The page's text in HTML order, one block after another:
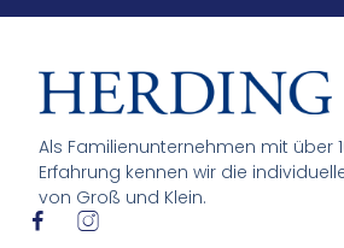
Als Familienunternehmen mit über
Erfahrung kennen wir die
von Groß und Klein.
I
I